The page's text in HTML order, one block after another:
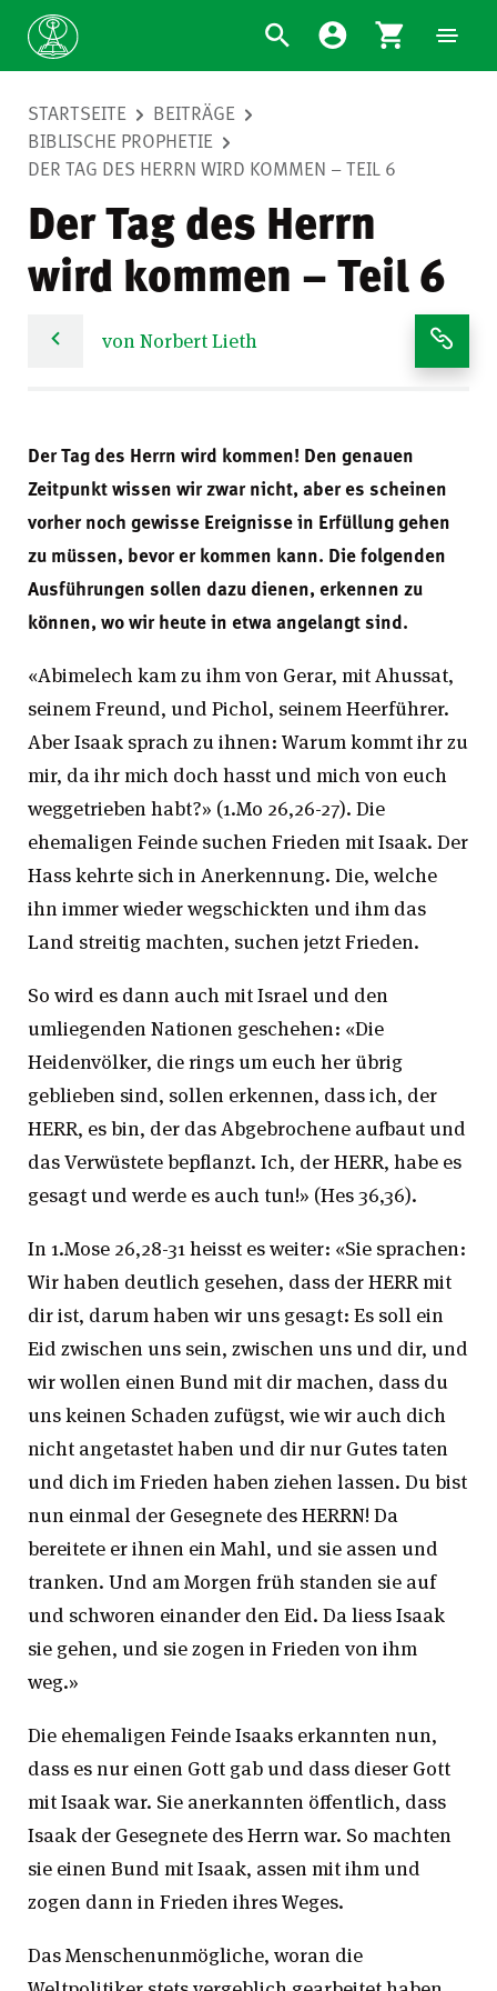
STARTSEITE
BEITRÄGE
BIBLISCHE PROPHETIE
DER TAG DES HERRN WIRD KOMMEN – TEIL 6
Der Tag des Herrn
wird kommen – Teil 6
von Norbert Lieth
Der Tag des Herrn wird kommen! Den genauen
Zeitpunkt wissen wir zwar nicht, aber es scheinen
vorher noch gewisse Ereignisse in Erfüllung gehen
zu müssen, bevor er kommen kann. Die folgenden
Ausführungen sollen dazu dienen, erkennen zu
können, wo wir heute in etwa angelangt sind.
«Abimelech kam zu ihm von Gerar, mit Ahussat,
seinem Freund, und Pichol, seinem Heerführer.
Aber Isaak sprach zu ihnen: Warum kommt ihr zu
mir, da ihr mich doch hasst und mich von euch
weggetrieben habt?» (1.Mo 26,26-27). Die
ehemaligen Feinde suchen Frieden mit Isaak. Der
Hass kehrte sich in Anerkennung. Die, welche
ihn immer wieder wegschickten und ihm das
Land streitig machten, suchen jetzt Frieden.
So wird es dann auch mit Israel und den
umliegenden Nationen geschehen: «Die
Heidenvölker, die rings um euch her übrig
geblieben sind, sollen erkennen, dass ich, der
HERR, es bin, der das Abgebrochene aufbaut und
das Verwüstete bepflanzt. Ich, der HERR, habe es
gesagt und werde es auch tun!» (Hes 36,36).
In 1.Mose 26,28-31 heisst es weiter: «Sie sprachen:
Wir haben deutlich gesehen, dass der HERR mit
dir ist, darum haben wir uns gesagt: Es soll ein
Eid zwischen uns sein, zwischen uns und dir, und
wir wollen einen Bund mit dir machen, dass du
uns keinen Schaden zufügst, wie wir auch dich
nicht angetastet haben und dir nur Gutes taten
und dich im Frieden haben ziehen lassen. Du bist
nun einmal der Gesegnete des HERRN! Da
bereitete er ihnen ein Mahl, und sie assen und
tranken. Und am Morgen früh standen sie auf
und schworen einander den Eid. Da liess Isaak
sie gehen, und sie zogen in Frieden von ihm
weg.»
Die ehemaligen Feinde Isaaks erkannten nun,
dass es nur einen Gott gab und dass dieser Gott
mit Isaak war. Sie anerkannten öffentlich, dass
Isaak der Gesegnete des Herrn war. So machten
sie einen Bund mit Isaak, assen mit ihm und
zogen dann in Frieden ihres Weges.
Das Menschenunmögliche, woran die